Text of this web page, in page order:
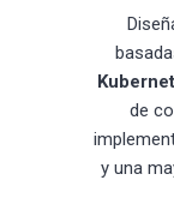
de
y una